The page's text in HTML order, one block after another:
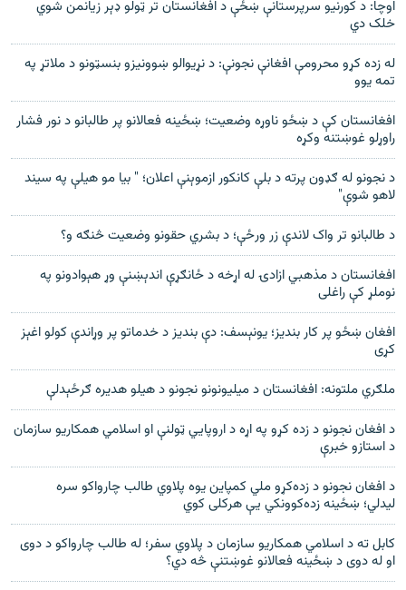
اوچا: د کورنیو سرپرستانې ښځې د افغانستان تر ټولو ډېر زیانمن شوي
خلک دي
له زده کړو محرومې افغانې نجونې: د نړیوالو ښوونیزو بنسټونو د ملاتړ په
تمه یوو
افغانستان کې د ښځو ناوړه وضعیت؛ ښځینه فعالانو پر طالبانو د نور فشار
راوړلو غوښتنه وکړه
د نجونو له ګډون پرته د بلې کانکور ازموېنې اعلان؛ " بیا مو هیلې په سیند
لاهو شوې"
د طالبانو تر واک لاندې زر ورځې؛ د بشري حقونو وضعیت څنګه و؟
افغانستان د مذهبي ازادۍ له اړخه د ځانګړې اندېښنې وړ هېوادونو په
نوملړ کې راغلی
افغان ښځو پر کار بندیز؛ یونېسف: دې بندیز د خدماتو پر وړاندې کولو اغېز
کړی
ملګري ملتونه: افغانستان د میلیونونو نجونو د هيلو هدیره ګرځېدلې
د افغان نجونو د زده کړو په اړه د اروپایي ټولنې او اسلامي همکاریو سازمان
د استازو خبرې
د افغان نجونو د زده‌کړو ملي کمپاین یوه پلاوي طالب چارواکو سره
لیدلي؛ ښځینه زده‌کوونکي یې هرکلی کوي
کابل ته د اسلامي همکاریو سازمان د پلاوي سفر؛ له طالب چارواکو د دوی
او له دوی د ښځینه فعالانو غوښتنې څه دي؟